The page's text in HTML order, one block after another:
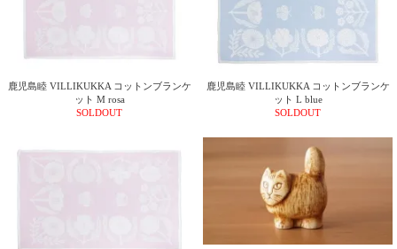
鹿児島睦 VILLIKUKKA コットンブランケ
ット M rosa
SOLDOUT
鹿児島睦 VILLIKUKKA コットンブランケ
ット L blue
SOLDOUT